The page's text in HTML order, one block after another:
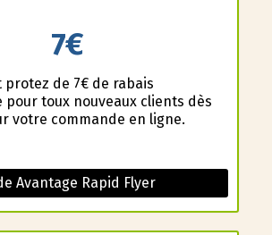
7€
profitez de 7€ de rabais
toux nouveaux clients dès
votre commande en ligne.
Avantage Rapid Flyer